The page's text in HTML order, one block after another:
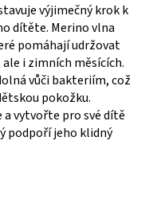
výjimečný krok k
dítěte. Merino vlna
pomáhají udržovat
i zimních měsících.
vůči bakteriím, což
pokožku.
vytvořte pro své dítě
podpoří jeho klidný